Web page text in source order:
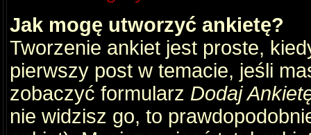
Jak mogę utworzyć ankietę?
Tworzenie ankiet jest proste,
pierwszy post w temacie, jeśli
zobaczyć formularz Dodaj
nie widzisz go, to